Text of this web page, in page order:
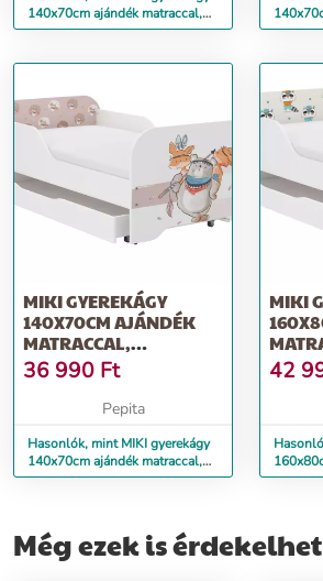
140x70cm ajándék matraccal,
ágyneműtartó nélkül- dino
140x70cm ajándék
MIKI GYEREKÁGY
140X70CM AJÁNDÉK
MATRACCAL,
ÁGYNEMŰTARTÓ
NÉLKÜL - MACI
36 990 Ft
Pepita
Hasonlók, mint MIKI gyerekágy
140x70cm ajándék matraccal,
ágyneműtartó nélkül - maci
MIKI
160X80CM
42
160x80cm ajándék
Még ezek is